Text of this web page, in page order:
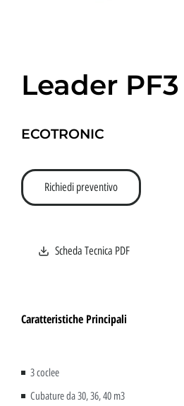
Leader
ECOTRONIC
Richiedi preventivo
Scheda Tecnica PDF
Caratteristiche Principali
3 coclee
Cubature da 30, 36, 40 m3